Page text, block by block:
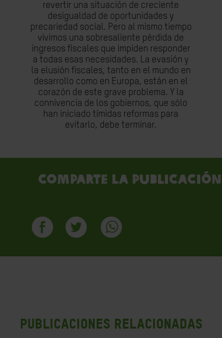
revertir una situación de creciente
desigualdad de oportunidades y
precariedad social. Pero al mismo tiempo
vivimos una sobresaliente pérdida de
ingresos fiscales que impiden responder
a todas esas necesidades. La evasión y
la elusión fiscales, tanto en el mundo en
desarrollo como en Europa, están en el
corazón de este grave problema. Y la
connivencia de los gobiernos, que sólo
han iniciado tímidas reformas para
evitarlo, debe terminar.
Comparte la publicación
PUBLICACIONES RELACIONADAS